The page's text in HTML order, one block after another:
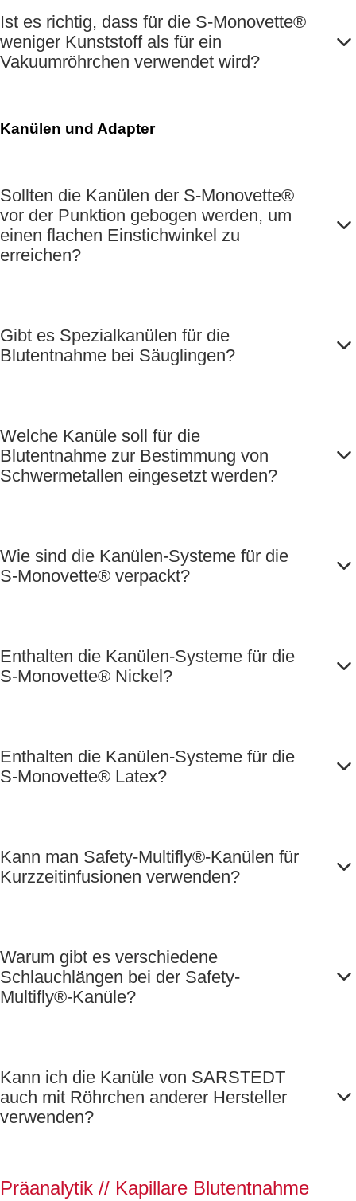
Ist es richtig, dass für die S-Monovette®
weniger Kunststoff als für ein
Vakuumröhrchen verwendet wird?
Kanülen und Adapter
Sollten die Kanülen der S-Monovette®
vor der Punktion gebogen werden, um
einen flachen Einstichwinkel zu
erreichen?
Gibt es Spezialkanülen für die
Blutentnahme bei Säuglingen?
Welche Kanüle soll für die
Blutentnahme zur Bestimmung von
Schwermetallen eingesetzt werden?
Wie sind die Kanülen-Systeme für die
S-Monovette® verpackt?
Enthalten die Kanülen-Systeme für die
S-Monovette® Nickel?
Enthalten die Kanülen-Systeme für die
S-Monovette® Latex?
Kann man Safety-Multifly®-Kanülen für
Kurzzeitinfusionen verwenden?
Warum gibt es verschiedene
Schlauchlängen bei der Safety-
Multifly®-Kanüle?
Kann ich die Kanüle von SARSTEDT
auch mit Röhrchen anderer Hersteller
verwenden?
Präanalytik // Kapillare Blutentnahme